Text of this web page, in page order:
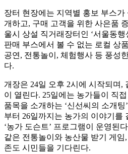
장터 현장에는 지역별 홍보 부스
개하고, 구매 고객을 위한 사은품
울시 상설 직거래장터인 ‘서울동
판매 부스에서 볼 수 없는 로컬 상
공연, 전통놀이, 체험행사 등 풍성
다.
개장은 24일 오후 2시에 시작되며,
이 열린다. 25일에는 농가들이 직
품목을 소개하는 ‘신선씨의 소개팅
부터 26일까지는 농가의 이야기를
‘농가 도슨트’ 프로그램이 운영된
같은 전통놀이와 농산물 받기 게임
존도 시민들을 기다린다.